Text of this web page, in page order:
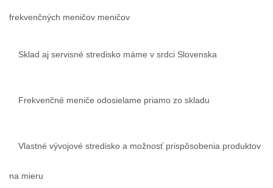
frekvenčných meničov meničov
Sklad aj servisné stredisko máme v srdci Slovenska
Frekvenčné meniče odosielame priamo zo skladu
Vlastné vývojové stredisko a možnosť prispôsobenia produktov
na mieru